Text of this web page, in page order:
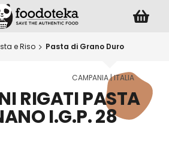
e Riso Pasta di Grano Duro
CAMPANIA | ITALIA
RIGATI PASTA
I.G.P. 28